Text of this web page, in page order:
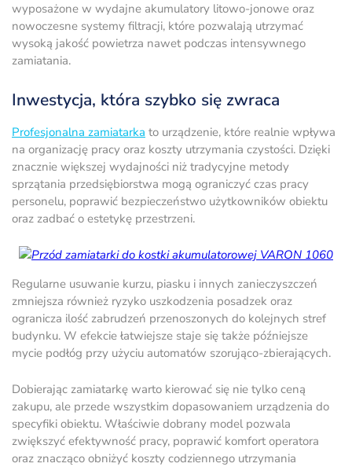
wyposażone w wydajne akumulatory litowo-jonowe oraz
nowoczesne systemy filtracji, które pozwalają utrzymać
wysoką jakość powietrza nawet podczas intensywnego
zamiatania.
Inwestycja, która szybko się zwraca
Profesjonalna zamiatarka to urządzenie, które realnie wpływa
na organizację pracy oraz koszty utrzymania czystości. Dzięki
znacznie większej wydajności niż tradycyjne metody
sprzątania przedsiębiorstwa mogą ograniczyć czas pracy
personelu, poprawić bezpieczeństwo użytkowników obiektu
oraz zadbać o estetykę przestrzeni.
Regularne usuwanie kurzu, piasku i innych zanieczyszczeń
zmniejsza również ryzyko uszkodzenia posadzek oraz
ogranicza ilość zabrudzeń przenoszonych do kolejnych stref
budynku. W efekcie łatwiejsze staje się także późniejsze
mycie podłóg przy użyciu automatów szorująco-zbierających.
Dobierając zamiatarkę warto kierować się nie tylko ceną
zakupu, ale przede wszystkim dopasowaniem urządzenia do
specyfiki obiektu. Właściwie dobrany model pozwala
zwiększyć efektywność pracy, poprawić komfort operatora
oraz znacząco obniżyć koszty codziennego utrzymania